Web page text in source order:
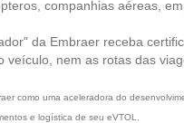
companhias aéreas,
da Embraer receba
veículo, nem as rotas das
como uma aceleradora do
e logística de seu eVTOL.